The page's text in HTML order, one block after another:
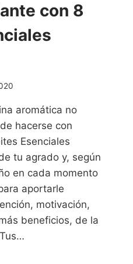
con 8
aromática no
hacerse con
Esenciales
tu agrado y, según
en cada momento
aportarle
motivación,
beneficios, de la